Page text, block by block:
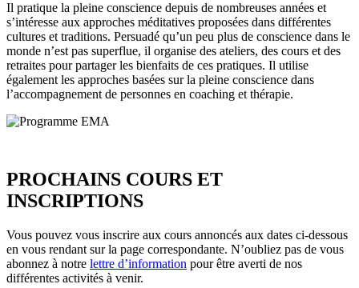
Il pratique la pleine conscience depuis de nombreuses années et
s’intéresse aux approches méditatives proposées dans différentes
cultures et traditions. Persuadé qu’un peu plus de conscience dans le
monde n’est pas superflue, il organise des ateliers, des cours et des
retraites pour partager les bienfaits de ces pratiques. Il utilise
également les approches basées sur la pleine conscience dans
l’accompagnement de personnes en coaching et thérapie.
PROCHAINS COURS ET
INSCRIPTIONS
Vous pouvez vous inscrire aux cours annoncés aux dates ci-dessous
en vous rendant sur la page correspondante. N’oubliez pas de vous
abonnez à notre lettre d’information pour être averti de nos
différentes activités à venir.